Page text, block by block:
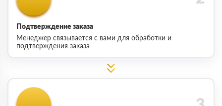
Подтверждение заказа
Менеджер связывается с вами для обработки и
подтверждения заказа